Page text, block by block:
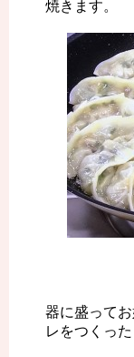
焼きます。
器に盛って
レをつくっ